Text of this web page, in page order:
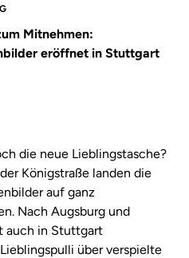
Mitnehmen:
eröffnet in Stuttgart
die neue Lieblingstasche?
Königstraße landen die
auf ganz
Nach Augsburg und
auch in Stuttgart
über verspielte